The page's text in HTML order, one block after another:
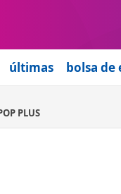
últimas bolsa de
PLUS